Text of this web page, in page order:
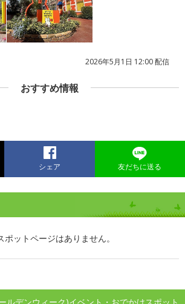
2026年5月1日 12:00 配信
おすすめ情報
シェア 友だちに送る
ットページはありません。